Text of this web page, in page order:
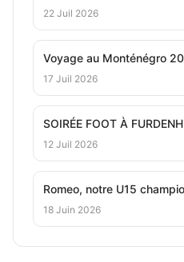
22 Juil 2026
Voyage au Monténégro
17 Juil 2026
SOIRÉE FOOT À
12 Juil 2026
Romeo, notre U15
18 Juin 2026